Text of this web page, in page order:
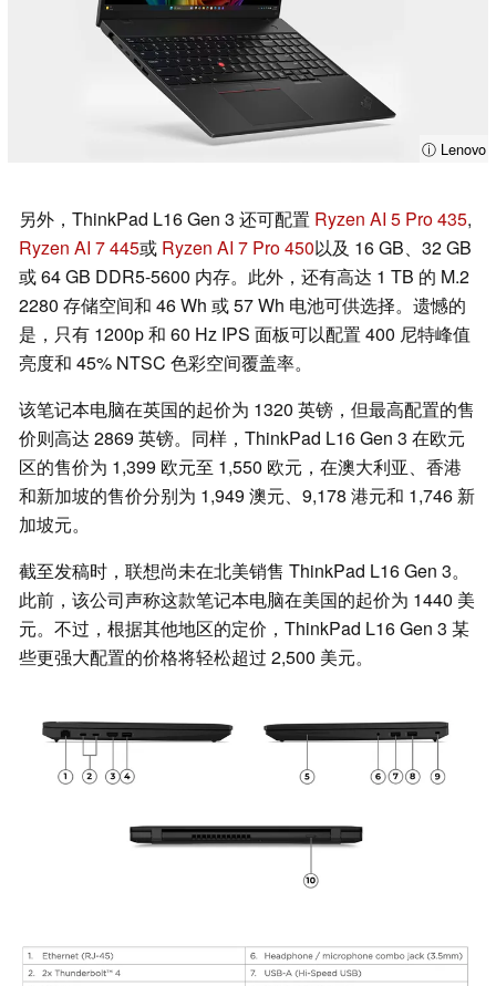
ⓘ Lenovo
另外，ThinkPad L16 Gen 3 还可配置 Ryzen AI 5 Pro 435,
Ryzen AI 7 445或 Ryzen AI 7 Pro 450以及 16 GB、32 GB
或 64 GB DDR5-5600 内存。此外，还有高达 1 TB 的 M.2
2280 存储空间和 46 Wh 或 57 Wh 电池可供选择。遗憾的
是，只有 1200p 和 60 Hz IPS 面板可以配置 400 尼特峰值
亮度和 45% NTSC 色彩空间覆盖率。
该笔记本电脑在英国的起价为 1320 英镑，但最高配置的售
价则高达 2869 英镑。同样，ThinkPad L16 Gen 3 在欧元
区的售价为 1,399 欧元至 1,550 欧元，在澳大利亚、香港
和新加坡的售价分别为 1,949 澳元、9,178 港元和 1,746 新
加坡元。
截至发稿时，联想尚未在北美销售 ThinkPad L16 Gen 3。
此前，该公司声称这款笔记本电脑在美国的起价为 1440 美
元。不过，根据其他地区的定价，ThinkPad L16 Gen 3 某
些更强大配置的价格将轻松超过 2,500 美元。